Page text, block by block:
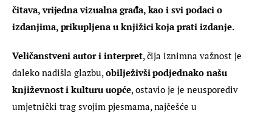
čitava, vrijedna vizualna građa, kao i svi podaci o
izdanjima, prikupljena u knjižici koja prati izdanje.
Veličanstveni autor i interpret, čija iznimna važnost je
daleko nadišla glazbu, obilježivši podjednako našu
književnost i kulturu uopće, ostavio je je neusporediv
umjetnički trag svojim pjesmama, najčešće u